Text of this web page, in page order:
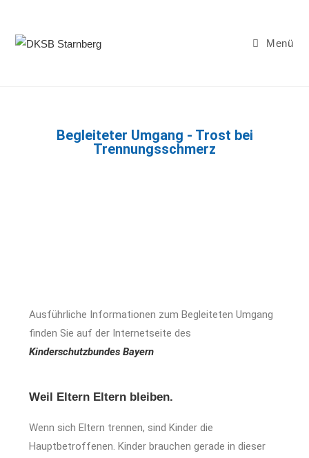
Menü
Begleiteter Umgang - Trost bei
Trennungsschmerz
Ausführliche Informationen zum Begleiteten Umgang
finden Sie auf der Internetseite des
Kinderschutzbundes Bayern
Weil Eltern Eltern bleiben.
Wenn sich Eltern trennen, sind Kinder die
Hauptbetroffenen. Kinder brauchen gerade in dieser